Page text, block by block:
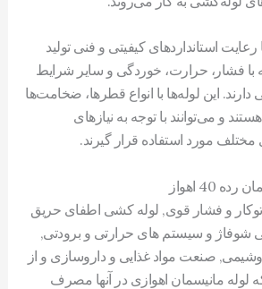
رعایت استانداردهای کیفیتی و فنی تولید
با فشار، حرارت، خوردگی و سایر شرایط
این لوله‌ها با انواع قطرها، ضخامت‌ها
و می‌توانند با توجه به نیازهای
مورد استفاده قرار گیرند.
40 اهواز
توکار و فشار قوی, لوله کشی اطفای حریق
شوفاژ و سیستم های حرارتی و برودتی,
صنعت مواد غذایی و داروسازی و از
لوله مانیسمان اهوازی در آنها مصرف